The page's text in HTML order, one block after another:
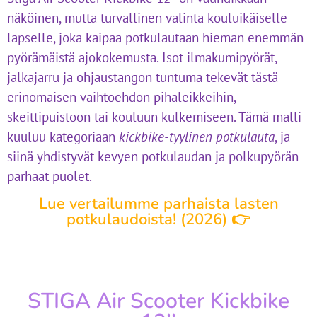
näköinen, mutta turvallinen valinta kouluikäiselle
lapselle, joka kaipaa potkulautaan hieman enemmän
pyörämäistä ajokokemusta. Isot ilmakumipyörät,
jalkajarru ja ohjaustangon tuntuma tekevät tästä
erinomaisen vaihtoehdon pihaleikkeihin,
skeittipuistoon tai kouluun kulkemiseen. Tämä malli
kuuluu kategoriaan kickbike-tyylinen potkulauta, ja
siinä yhdistyvät kevyen potkulaudan ja polkupyörän
parhaat puolet.
Lue vertailumme parhaista lasten
potkulaudoista! (2026) 👉
STIGA Air Scooter Kickbike